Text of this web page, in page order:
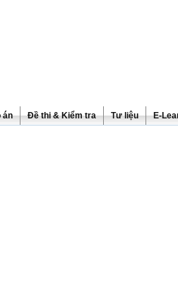
án Đề thi & Kiểm tra Tư liệu E-